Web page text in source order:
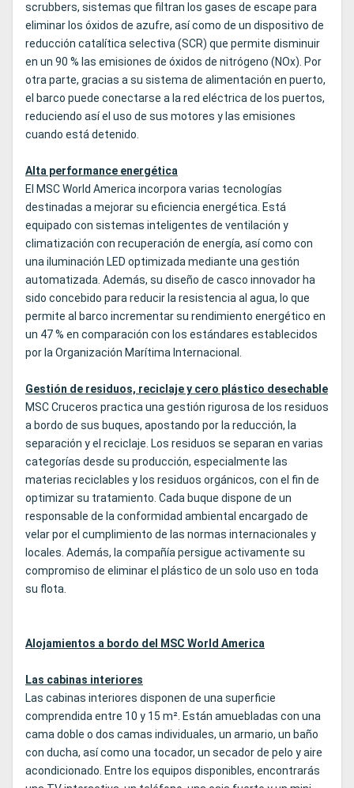
scrubbers, sistemas que filtran los gases de escape para
eliminar los óxidos de azufre, así como de un dispositivo de
reducción catalítica selectiva (SCR) que permite disminuir
en un 90 % las emisiones de óxidos de nitrógeno (NOx). Por
otra parte, gracias a su sistema de alimentación en puerto,
el barco puede conectarse a la red eléctrica de los puertos,
reduciendo así el uso de sus motores y las emisiones
cuando está detenido.
Alta performance energética
El MSC World America incorpora varias tecnologías
destinadas a mejorar su eficiencia energética. Está
equipado con sistemas inteligentes de ventilación y
climatización con recuperación de energía, así como con
una iluminación LED optimizada mediante una gestión
automatizada. Además, su diseño de casco innovador ha
sido concebido para reducir la resistencia al agua, lo que
permite al barco incrementar su rendimiento energético en
un 47 % en comparación con los estándares establecidos
por la Organización Marítima Internacional.
Gestión de residuos, reciclaje y cero plástico desechable
MSC Cruceros practica una gestión rigurosa de los residuos
a bordo de sus buques, apostando por la reducción, la
separación y el reciclaje. Los residuos se separan en varias
categorías desde su producción, especialmente las
materias reciclables y los residuos orgánicos, con el fin de
optimizar su tratamiento. Cada buque dispone de un
responsable de la conformidad ambiental encargado de
velar por el cumplimiento de las normas internacionales y
locales. Además, la compañía persigue activamente su
compromiso de eliminar el plástico de un solo uso en toda
su flota.
Alojamientos a bordo del MSC World America
Las cabinas interiores
Las cabinas interiores disponen de una superficie
comprendida entre 10 y 15 m². Están amuebladas con una
cama doble o dos camas individuales, un armario, un baño
con ducha, así como una tocador, un secador de pelo y aire
acondicionado. Entre los equipos disponibles, encontrarás